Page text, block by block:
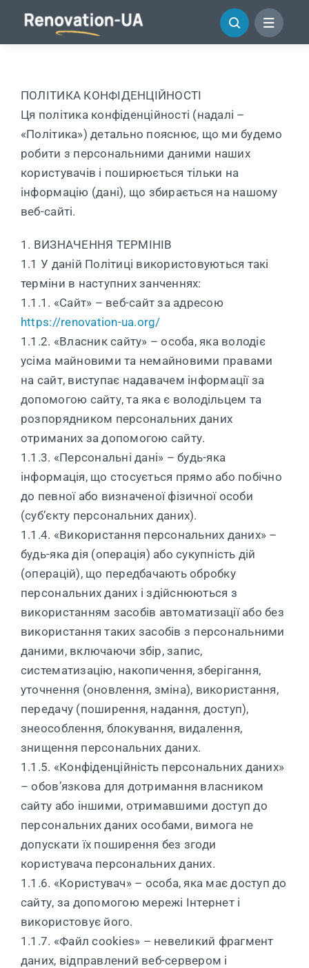
змісту
ПОЛІТИКА КОНФІДЕНЦІЙНОСТІ
Ця політика конфіденційності (надалі –
«Політика») детально пояснює, що ми будемо
робити з персональними даними наших
користувачів і поширюється тільки на
інформацію (дані), що збирається на нашому
веб-сайті.
1. ВИЗНАЧЕННЯ ТЕРМІНІВ
1.1 У даній Політиці використовуються такі
терміни в наступних занченнях:
1.1.1. «Сайт» – веб-сайт за адресою
https://renovation-ua.org/
1.1.2. «Власник сайту» – особа, яка володіє
усіма майновими та немайновими правами
на сайт, виступає надавачем інформації за
допомогою сайту, та яка є володільцем та
розпорядником персональних даних
отриманих за допомогою сайту.
1.1.3. «Персональні дані» – будь-яка
інформація, що стосується прямо або побічно
до певної або визначеної фізичної особи
(суб’єкту персональних даних).
1.1.4. «Використання персональних даних» –
будь-яка дія (операція) або сукупність дій
(операцій), що передбачають обробку
персональних даних і здійснюються з
використанням засобів автоматизації або без
використання таких засобів з персональними
даними, включаючи збір, запис,
систематизацію, накопичення, зберігання,
уточнення (оновлення, зміна), використання,
передачу (поширення, надання, доступ),
знеособлення, блокування, видалення,
знищення персональних даних.
1.1.5. «Конфіденційність персональних даних»
– обов’язкова для дотримання власником
сайту або іншими, отримавшими доступ до
персональних даних особами, вимога не
допускати їх поширення без згоди
користувача персональних даних.
1.1.6. «Користувач» – особа, яка має доступ до
сайту, за допомогою мережі Інтернет і
використовує його.
1.1.7. «Файл cookies» – невеликий фрагмент
даних, відправлений веб-сервером і